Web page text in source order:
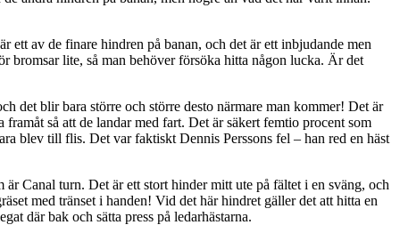
av de finare hindren på banan, och det är ett inbjudande men
bromsar lite, så man behöver försöka hitta någon lucka. Är det
det blir bara större och större desto närmare man kommer! Det är
så att de landar med fart. Det är säkert femtio procent som
blev till flis. Det var faktiskt Dennis Perssons fel – han red en häst
Canal turn. Det är ett stort hinder mitt ute på fältet i en sväng, och
med tränset i handen! Vid det här hindret gäller det att hitta en
där bak och sätta press på ledarhästarna.